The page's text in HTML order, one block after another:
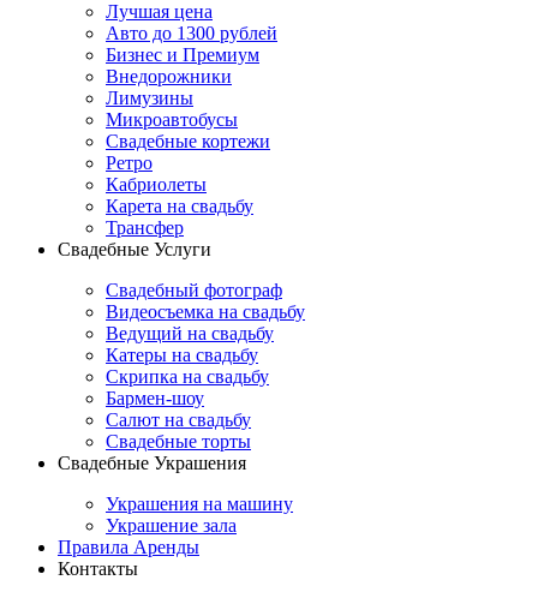
Лучшая цена
Авто до 1300 рублей
Бизнес и Премиум
Внедорожники
Лимузины
Микроавтобусы
Свадебные кортежи
Ретро
Кабриолеты
Карета на свадьбу
Трансфер
Свадебные Услуги
Свадебный фотограф
Видеосъемка на свадьбу
Ведущий на свадьбу
Катеры на свадьбу
Скрипка на свадьбу
Бармен-шоу
Салют на свадьбу
Свадебные торты
Свадебные Украшения
Украшения на машину
Украшение зала
Правила Аренды
Контакты